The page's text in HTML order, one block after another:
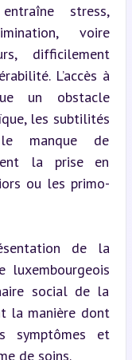
stress,
voire
difficilement
L’accès à
un obstacle
les subtilités
manque de
la prise en
ou les primo-
de la
social de la
la manière dont
symptômes et
de soins.